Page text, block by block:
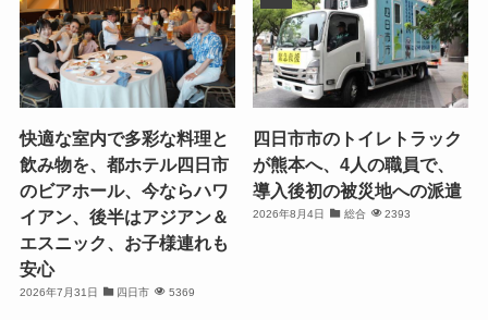
快適な室内で多彩な料理と
飲み物を、都ホテル四日市
のビアホール、今ならハワ
イアン、後半はアジアン＆
エスニック、お子様連れも
安心
2026年7月31日 四日市 5369
四日市市のトイレトラック
が熊本へ、4人の職員で、
導入後初の被災地への派遣
2026年8月4日 総合 2393